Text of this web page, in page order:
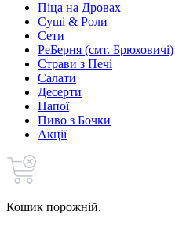
Піца на Дровах
Cуші & Роли
Сети
РеБерня (смт. Брюховичі)
Страви з Печі
Салати
Десерти
Напої
Пиво з Бочки
Акції
Кошик порожній.